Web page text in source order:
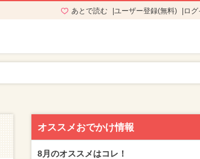
あとで読む ユーザー登録(無料) ログ
オススメおでかけ情報
8月のオススメはコレ！